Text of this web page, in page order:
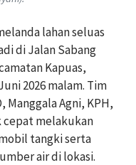
lahan seluas
di Jalan Sabang
Kapuas,
2026 malam. Tim
Manggala Agni, KPH,
cepat melakukan
tangki serta
air di lokasi.